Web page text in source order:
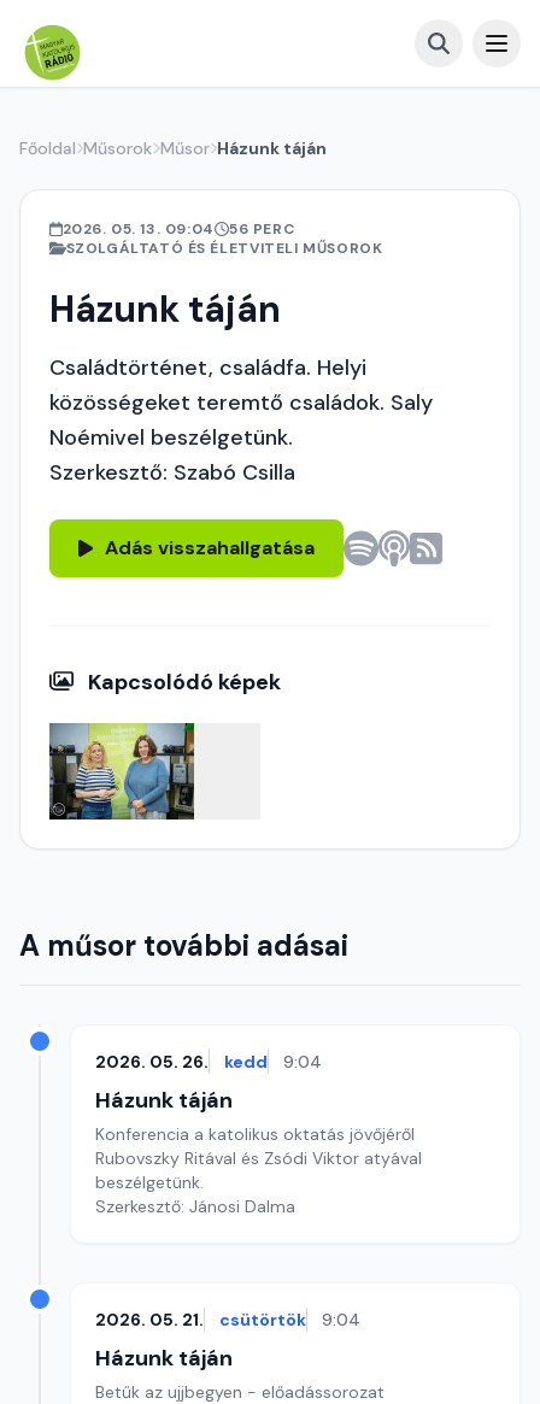
Főoldal Műsorok Műsor Házunk táján
2026. 05. 13. 09:04
56 PERC
SZOLGÁLTATÓ ÉS ÉLETVITELI MŰSOROK
Házunk táján
Családtörténet, családfa. Helyi
közösségeket teremtő családok. Saly
Noémivel beszélgetünk.
Szerkesztő: Szabó Csilla
Adás visszahallgatása
Kapcsolódó képek
A műsor további adásai
2026. 05. 26. kedd 9:04
Házunk táján
Konferencia a katolikus oktatás jövőjéről
Rubovszky Ritával és Zsódi Viktor atyával
beszélgetünk.
Szerkesztő: Jánosi Dalma
2026. 05. 21. csütörtök 9:04
Házunk táján
Betűk az ujjbegyen - előadássorozat